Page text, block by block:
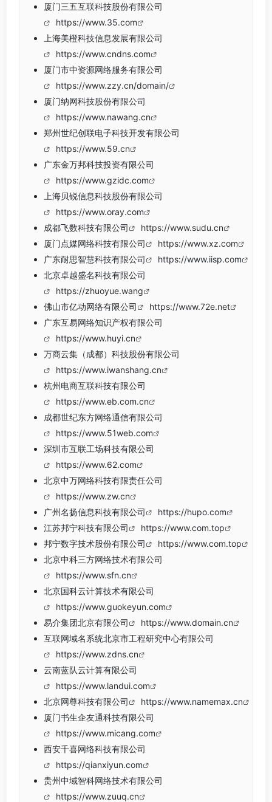
厦门三五互联科技股份有限公司
https://www.35.com
上海美橙科技信息发展有限公司
https://www.cndns.com
厦门市中资源网络服务有限公司
https://www.zzy.cn/domain/
厦门纳网科技股份有限公司
https://www.nawang.cn
郑州世纪创联电子科技开发有限公司
https://www.59.cn
广东金万邦科技投资有限公司
https://www.gzidc.com
上海贝锐信息科技股份有限公司
https://www.oray.com
成都飞数科技有限公司
https://www.sudu.cn
厦门点媒网络科技有限公司
https://www.xz.com
广东耐思智慧科技有限公司
https://www.iisp.com
北京卓越盛名科技有限公司
https://zhuoyue.wang
佛山市亿动网络有限公司
https://www.72e.net
广东互易网络知识产权有限公司
https://www.huyi.cn
万商云集（成都）科技股份有限公司
https://www.iwanshang.cn
杭州电商互联科技有限公司
https://www.eb.com.cn
成都世纪东方网络通信有限公司
https://www.51web.com
深圳市互联工场科技有限公司
https://www.62.com
北京中万网络科技有限责任公司
https://www.zw.cn
广州名扬信息科技有限公司
https://hupo.com
江苏邦宁科技有限公司
https://www.com.top
邦宁数字技术股份有限公司
https://www.com.top
北京中科三方网络技术有限公司
https://www.sfn.cn
北京国科云计算技术有限公司
https://www.guokeyun.com
易介集团北京有限公司
https://www.domain.cn
互联网域名系统北京市工程研究中心有限公司
https://www.zdns.cn
云南蓝队云计算有限公司
https://www.landui.com
北京网尊科技有限公司
https://www.namemax.cn
厦门书生企友通科技有限公司
https://www.micang.com
西安千喜网络科技有限公司
https://qianxiyun.com
贵州中域智科网络技术有限公司
https://www.zuuq.cn